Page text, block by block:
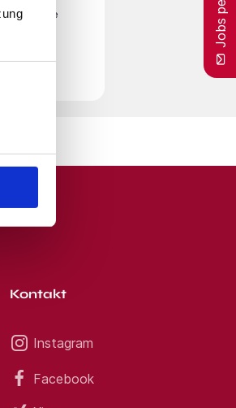
(m/w/d)
wenigen
werden.
zu. Beachte
Kontakt
Instagram
Facebook